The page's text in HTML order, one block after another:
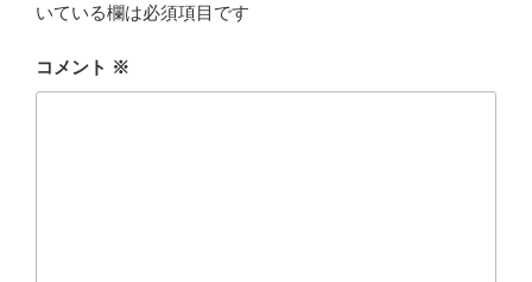
いている欄は必須項目です
コメント ※